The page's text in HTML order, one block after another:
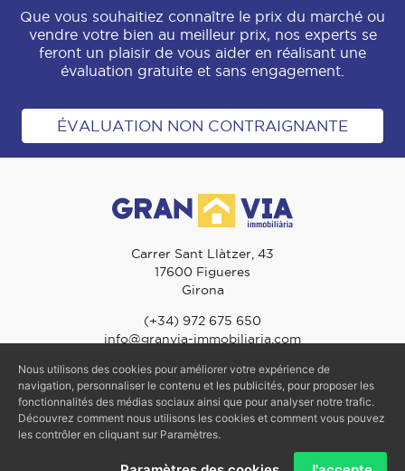
Que vous souhaitiez connaître le prix du marché ou
vendre votre bien au meilleur prix, nos experts se
feront un plaisir de vous aider en réalisant une
évaluation gratuite et sans engagement.
ÉVALUATION NON CONTRAIGNANTE
Carrer Sant Llàtzer, 43
17600 Figueres
Girona
(+34) 972 675 650
info@granvia-immobiliaria.com
© 2026 Gran Via Immobiliària - TOUS DROITS RÉSERVÉS
Mentions Légales-Politique de confidentialité-Politique des Cookies
Nous utilisons des cookies pour améliorer votre expérience de
navigation, personnaliser le contenu et les publicités, pour proposer les
fonctionnalités des médias sociaux ainsi que pour analyser notre trafic.
Découvrez comment nous utilisons les cookies et comment vous pouvez
les contrôler en cliquant sur Paramètres.